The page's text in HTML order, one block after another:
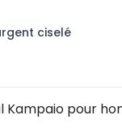
ciselé